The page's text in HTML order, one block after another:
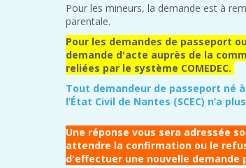
Pour les mineurs, la demande est à
parentale.
Pour les demandes de passeport
demande d'acte auprès de la
reliées par le système COMEDEC.
Tout demandeur de passeport né
l’État Civil de Nantes (SCEC) n’a
Une réponse vous sera adressée
attendre la confirmation ou le
d'effectuer une nouvelle demande